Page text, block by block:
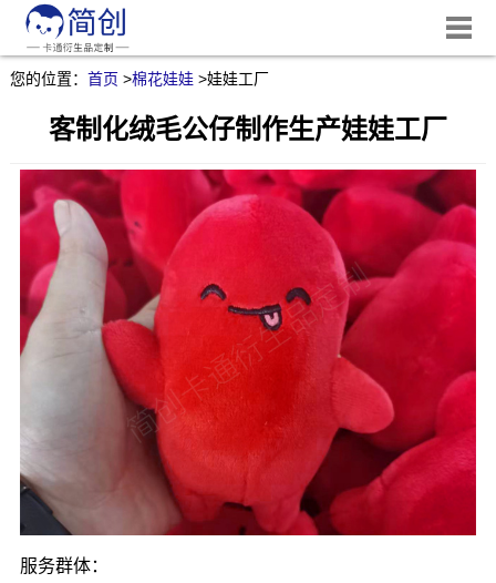
您的位置： 首页 >棉花娃娃>娃娃工厂
客制化绒毛公仔制作生产娃娃工厂
服务群体：